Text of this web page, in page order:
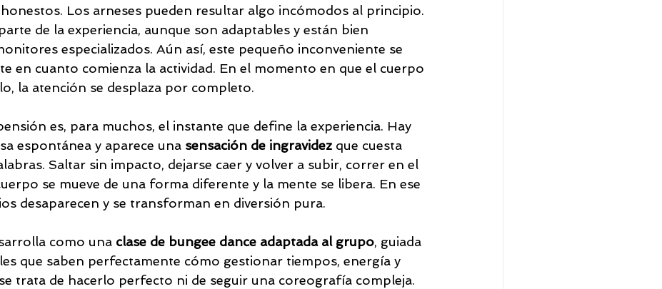
Los arneses pueden resultar algo incómodos al principio.
de la experiencia, aunque son adaptables y están bien
especializados. Aún así, este pequeño inconveniente se
en cuanto comienza la actividad. En el momento en que el cuerpo
la atención se desplaza por completo.
es, para muchos, el instante que define la experiencia. Hay
espontánea y aparece una sensación de ingravidez que cuesta
Saltar sin impacto, dejarse caer y volver a subir, correr en el
se mueve de una forma diferente y la mente se libera. En ese
desaparecen y se transforman en diversión pura.
como una clase de bungee dance adaptada al grupo, guiada
que saben perfectamente cómo gestionar tiempos, energía y
trata de hacerlo perfecto ni de seguir una coreografía compleja.